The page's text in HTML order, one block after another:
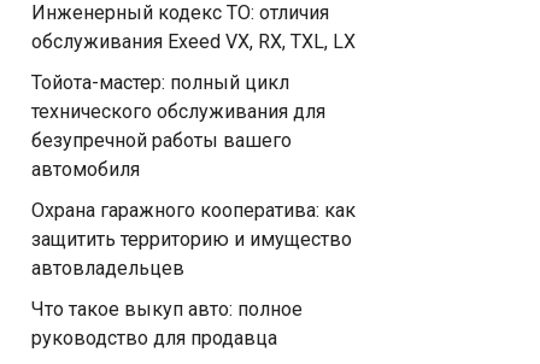
Инженерный кодекс ТО: отличия
обслуживания Exeed VX, RX, TXL, LX
Тойота-мастер: полный цикл
технического обслуживания для
безупречной работы вашего
автомобиля
Охрана гаражного кооператива: как
защитить территорию и имущество
автовладельцев
Что такое выкуп авто: полное
руководство для продавца